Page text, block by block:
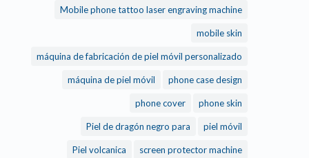
Mobile phone tattoo laser engraving machine
mobile skin
máquina de fabricación de piel móvil personalizado
máquina de piel móvil phone case design
phone cover phone skin
Piel de dragón negro para
Piel volcanica screen protector machine